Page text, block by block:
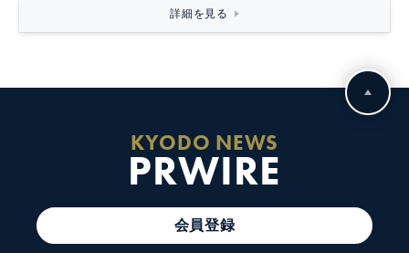
詳細を見る
KYODO NEWS
PRWIRE
会員登録